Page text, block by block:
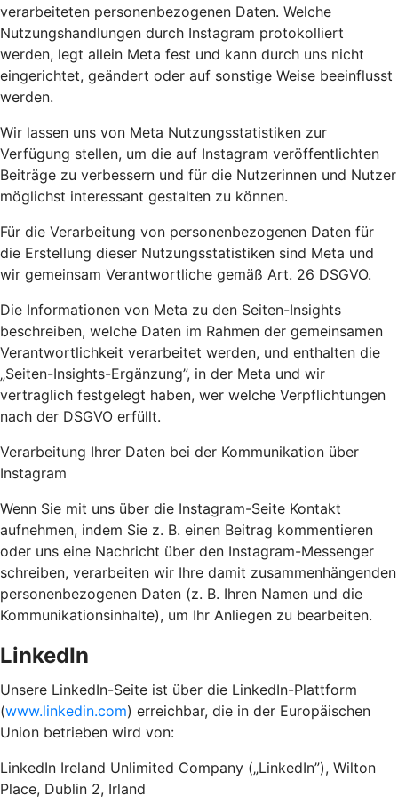
verarbeiteten personenbezogenen Daten. Welche
Nutzungshandlungen durch Instagram protokolliert
werden, legt allein Meta fest und kann durch uns nicht
eingerichtet, geändert oder auf sonstige Weise beeinflusst
werden.
Wir lassen uns von Meta Nutzungsstatistiken zur
Verfügung stellen, um die auf Instagram veröffentlichten
Beiträge zu verbessern und für die Nutzerinnen und Nutzer
möglichst interessant gestalten zu können.
Für die Verarbeitung von personenbezogenen Daten für
die Erstellung dieser Nutzungsstatistiken sind Meta und
wir gemeinsam Verantwortliche gemäß Art. 26 DSGVO.
Die Informationen von Meta zu den Seiten-Insights
beschreiben, welche Daten im Rahmen der gemeinsamen
Verantwortlichkeit verarbeitet werden, und enthalten die
„Seiten-Insights-Ergänzung”, in der Meta und wir
vertraglich festgelegt haben, wer welche Verpflichtungen
nach der DSGVO erfüllt.
Verarbeitung Ihrer Daten bei der Kommunikation über
Instagram
Wenn Sie mit uns über die Instagram-Seite Kontakt
aufnehmen, indem Sie z. B. einen Beitrag kommentieren
oder uns eine Nachricht über den Instagram-Messenger
schreiben, verarbeiten wir Ihre damit zusammenhängenden
personenbezogenen Daten (z. B. Ihren Namen und die
Kommunikationsinhalte), um Ihr Anliegen zu bearbeiten.
LinkedIn
Unsere LinkedIn-Seite ist über die LinkedIn-Plattform
(www.linkedin.com) erreichbar, die in der Europäischen
Union betrieben wird von:
LinkedIn Ireland Unlimited Company („LinkedIn”), Wilton
Place, Dublin 2, Irland